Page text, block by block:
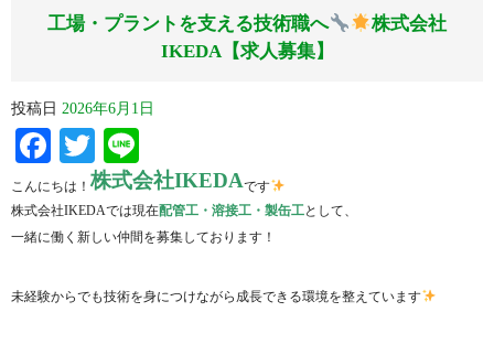
工場・プラントを支える技術職へ
株式会社
IKEDA【求人募集】
投稿日 2026年6月1日
Facebook
Twitter
こんにちは！ 株式会社IKEDAです
株式会社IKEDAでは現在配管工・溶接工・製缶工として、
一緒に働く新しい仲間を募集しております！
未経験からでも技術を身につけながら成長できる環境を整えています